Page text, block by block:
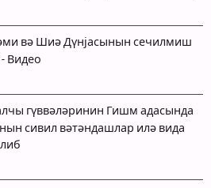
вә Шиә Дүнјасынын сечилмиш
Видео
гүввәләринин Гишм адасында
сивил вәтәндашлар илә вида